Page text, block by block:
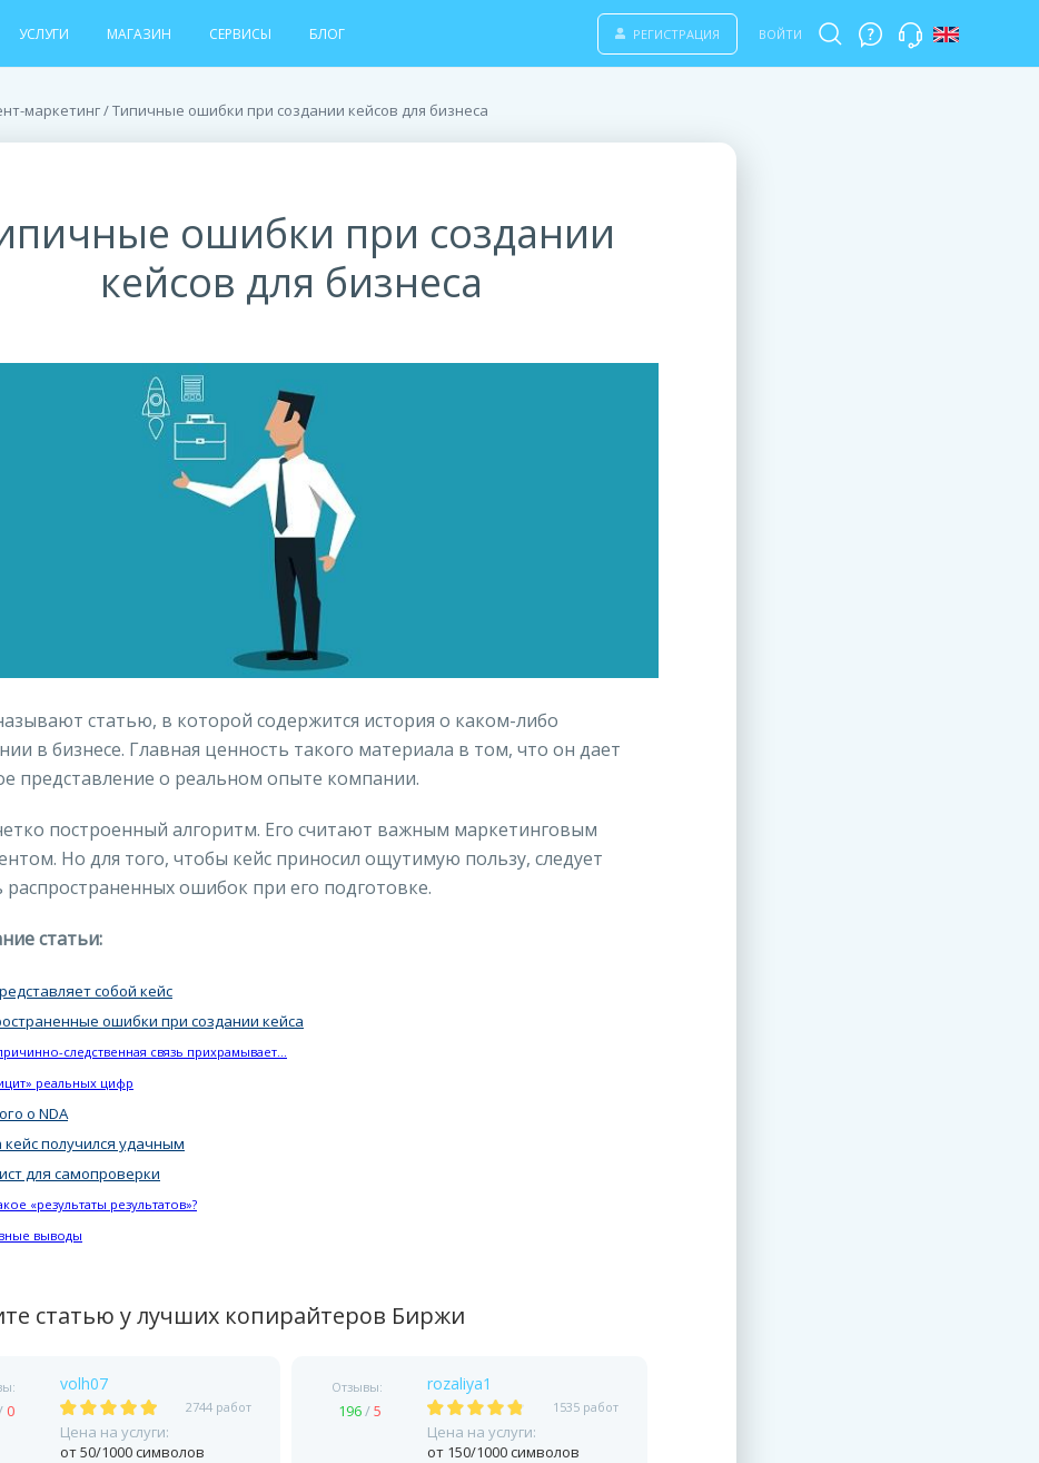
УСЛУГИ МАГАЗИН СЕРВИСЫ БЛОГ РЕГИСТРАЦИЯ ВОЙТИ
маркетинг/ Типичные ошибки при создании кейсов для бизнеса
ошибки при создании
кейсов для бизнеса
статью, в которой содержится история о каком-либо
в бизнесе. Главная ценность такого материала в том, что он дает
представление о реальном опыте компании.
построенный алгоритм. Его считают важным маркетинговым
Но для того, чтобы кейс приносил ощутимую пользу, следует
распространенных ошибок при его подготовке.
статьи:
собой кейс
ошибки при создании кейса
следственная связь прихрамывает…
реальных цифр
о NDA
кейс получился удачным
для самопроверки
«результаты результатов»?
выводы
статью у лучших копирайтеров Биржи
0
volh07
2744 работ
Цена на услуги:
от 50/1000 символов
Отзывы:
196/5
rozaliya1
1535 работ
Цена на услуги:
от 150/1000 символов